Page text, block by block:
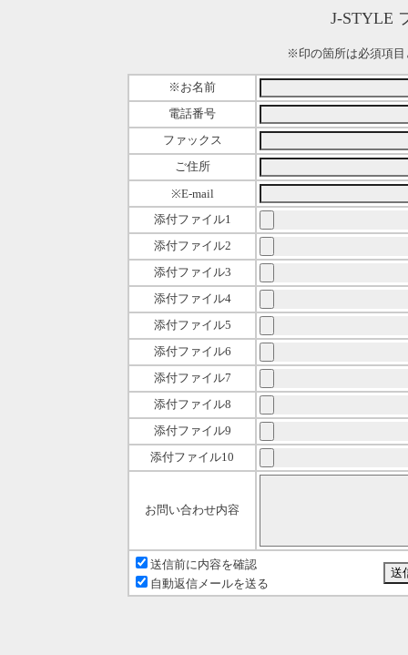
J-STYLE
※印の箇所は必須項目
※お名前
電話番号
ファックス
ご住所
※E-mail
添付ファイル1
添付ファイル2
添付ファイル3
添付ファイル4
添付ファイル5
添付ファイル6
添付ファイル7
添付ファイル8
添付ファイル9
添付ファイル10
お問い合わせ内容
送信前に内容を確認
自動返信メールを送る